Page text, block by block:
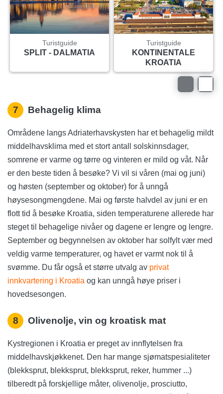
Turistguide
SPLIT - DALMATIA
Turistguide
KONTINENTALE
KROATIA
7 Behagelig klima
Områdene langs Adriaterhavskysten har et behagelig mildt
middelhavsklima med et stort antall solskinnsdager,
somrene er varme og tørre og vinteren er mild og våt. Når
er den beste tiden å besøke? Vi vil si våren (mai og juni)
og høsten (september og oktober) for å unngå
høysesongmengdene. Mai og første halvdel av juni er en
flott tid å besøke Kroatia, siden temperaturene allerede har
steget til behagelige nivåer og dagene er lengre og lengre.
September og begynnelsen av oktober har solfylt vær med
veldig varme temperaturer, og havet er varmt nok til å
svømme. Du får også et større utvalg av privat
innkvartering i Kroatia og kan unngå høye priser i
hovedsesongen.
8 Olivenolje, vin og kroatisk mat
Kystregionen i Kroatia er preget av innflytelsen fra
middelhavskjøkkenet. Den har mange sjømatspesialiteter
(blekksprut, blekksprut, blekksprut, reker, hummer ...)
tilberedt på forskjellige måter, olivenolje, prosciutto,